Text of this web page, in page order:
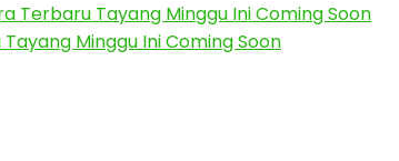
Terbaru Tayang Minggu Ini Coming Soon
Minggu Ini Coming Soon